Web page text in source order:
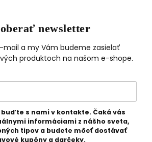
newsletter
mail a my Vám budeme zasielať
produktoch na našom e-shope.
s nami v kontakte. Čaká vás
informáciami z nášho sveta,
tipov a budete môcť dostávať
kupóny a darčeky.